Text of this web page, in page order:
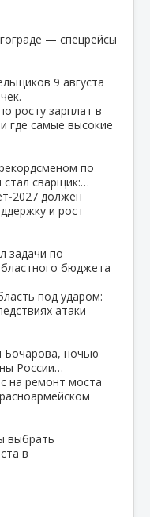
— спецрейсы
9 августа
росту зарплат в
где самые высокие
по
стал сварщик:…
должен
и рост
задачи по
бюджета
под ударом:
атаки
Бочарова, ночью
России…
на ремонт моста
выбрать
в